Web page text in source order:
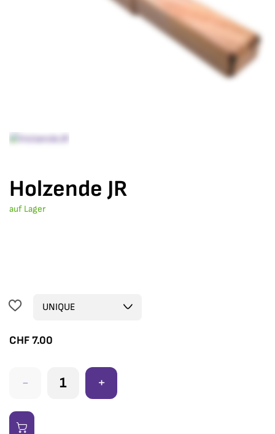
Holzende JR
auf Lager
CHF7.00
- +